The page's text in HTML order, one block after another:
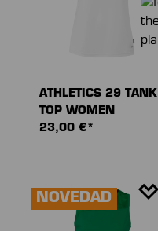
ATHLETICS 29 TANK
TOP WOMEN
23,00 €*
NOVEDAD